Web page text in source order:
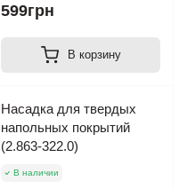
599грн
В корзину
Насадка для твердых
напольных покрытий
(2.863-322.0)
В наличии